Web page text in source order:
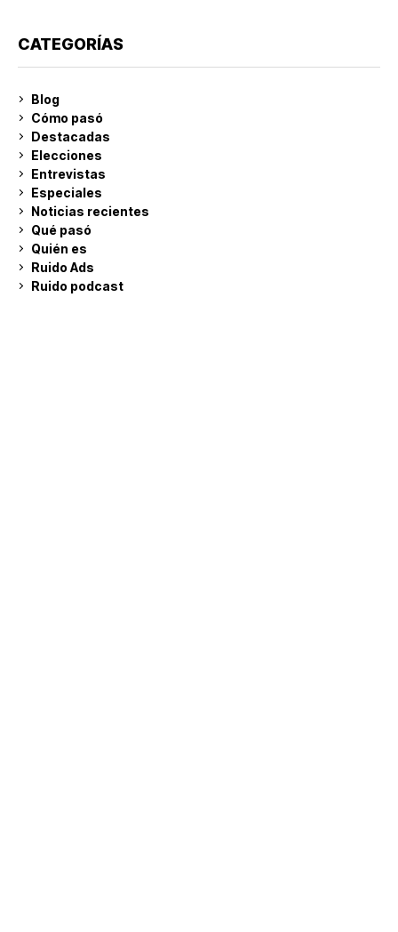
CATEGORÍAS
Blog
Cómo pasó
Destacadas
Elecciones
Entrevistas
Especiales
Noticias recientes
Qué pasó
Quién es
Ruido Ads
Ruido podcast